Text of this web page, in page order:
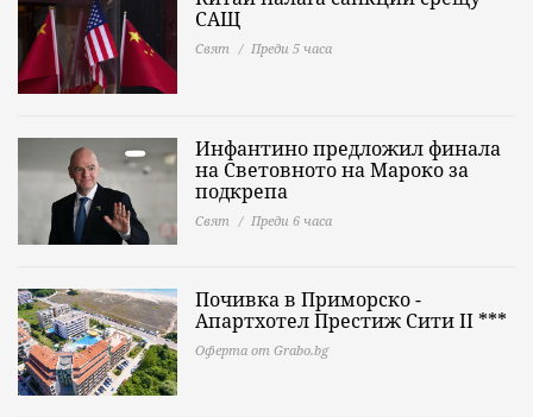
САЩ
Свят Преди 5 часа
Инфантино предложил финала
на Световното на Мароко за
подкрепа
Свят Преди 6 часа
Почивка в Приморско -
Апартхотел Престиж Сити II ***
Оферта от Grabo.bg